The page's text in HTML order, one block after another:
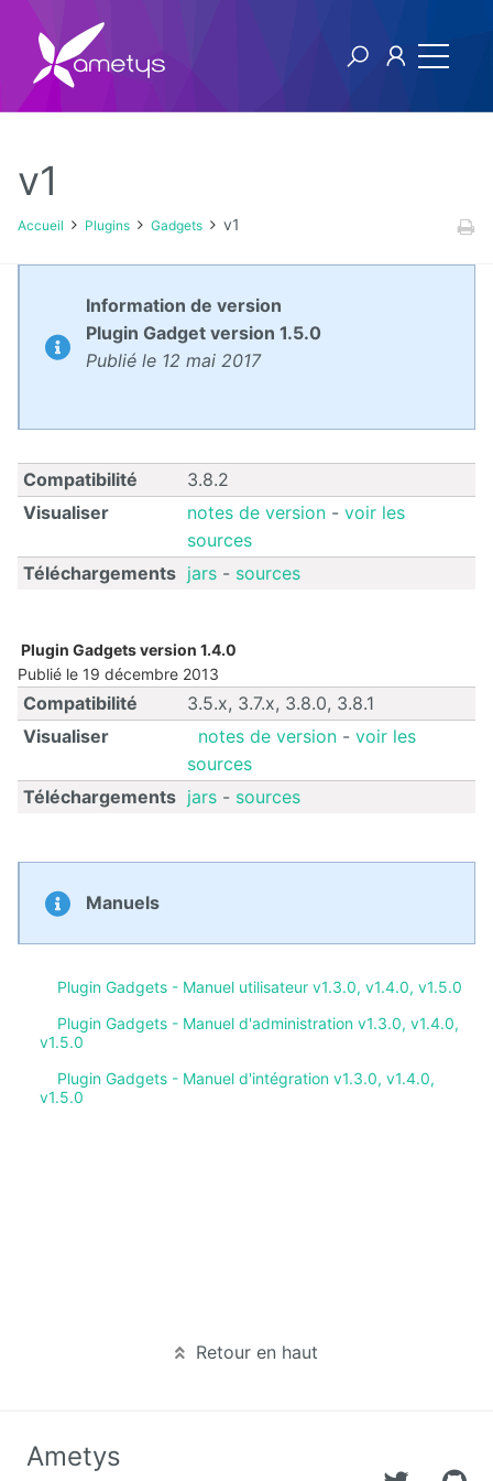
Plugins
AI
NTLM
BPM
Cart
Classified
Ads
IO
Dashboard
Deploy
starter
Exchange
Edition
v1
Accueil Plugins Gadgets v1
Information de version
Plugin Gadget version 1.5.0
Publié le 12 mai 2017
Compatibilité
3.8.2
Visualiser
notes de version - voir les
sources
Téléchargements jars - sources
Plugin Gadgets version 1.4.0
Publié le 19 décembre 2013
Compatibilité
3.5.x, 3.7.x, 3.8.0, 3.8.1
Visualiser
notes de version - voir les
sources
Téléchargements jars - sources
Manuels
Plugin Gadgets - Manuel utilisateur v1.3.0, v1.4.0, v1.5.0
Plugin Gadgets - Manuel d'administration v1.3.0, v1.4.0,
v1.5.0
Plugin Gadgets - Manuel d'intégration v1.3.0, v1.4.0,
v1.5.0
Retour en haut
Ametys